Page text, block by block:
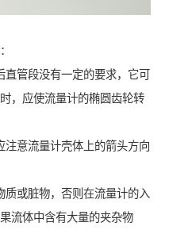
管段没有一定的要求，它可
，应使流量计的椭圆齿轮转
注意流量计壳体上的箭头方向
质或脏物，否则在流量计的入
流体中含有大量的夹杂物